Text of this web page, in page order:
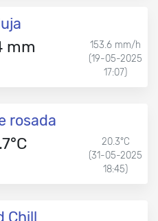
mm
153.6 mm/h
(19-05-2025
17:07)
rosada
20.3°C
(31-05-2025
18:45)
Chill